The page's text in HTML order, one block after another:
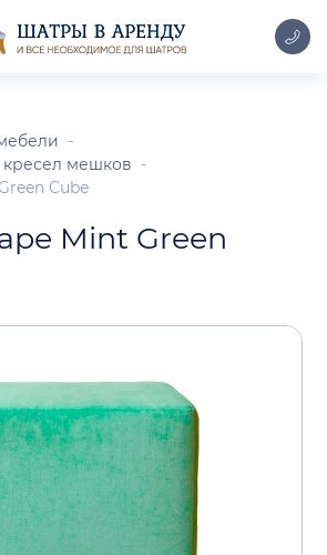
мешков
Cube
Mint Green